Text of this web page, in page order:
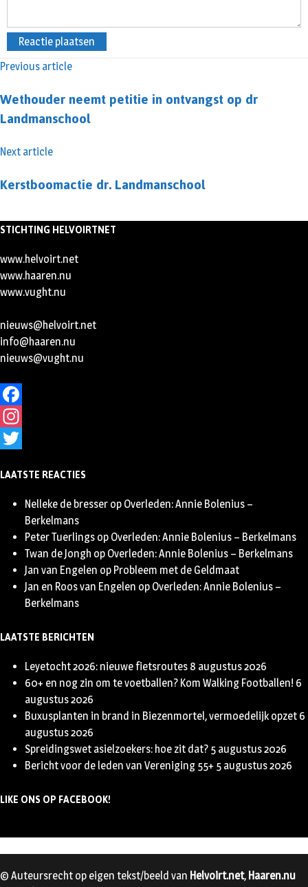
Previous article
Wethouder neemt petitie in ontvangst op dr
Landmanschool
Next article
Kerstboomactie dr. Landmanschool
STICHTING HELVOIRTNET
www.helvoirt.net
www.haaren.nu
www.vught.nu
nieuws@helvoirt.net
info@haaren.nu
nieuws@vught.nu
Facebook
Instagram
LAATSTE REACTIES
Nelleke de bresser op Overleden: Annie Bolenius –
Berkelmans
Peter Tuerlings op Overleden: Annie Bolenius – Berkelmans
Twan de Jongh op Overleden: Annie Bolenius – Berkelmans
Jan van Engelen op Probleem met de Geldmaat
Jan en Roos van Engelen op Overleden: Annie Bolenius –
Berkelmans
LAATSTE BERICHTEN
Leyetocht 2026: nieuwe fietsroutes 8 augustus 2026
60+ en nog zin om te voetballen? Kom Walking Footballen! 6
augustus 2026
Buxusplanten in brand in Biezenmortel, vermoedelijk opzet 6
augustus 2026
Spreidingswet asielzoekers: hoe zit dat? 5 augustus 2026
Bericht voor de leden van Vereniging 55+ 5 augustus 2026
LIKE ONS OP FACEBOOK!
© Auteursrecht op eigen tekst/beeld van Helvoirt.net, Haaren.nu